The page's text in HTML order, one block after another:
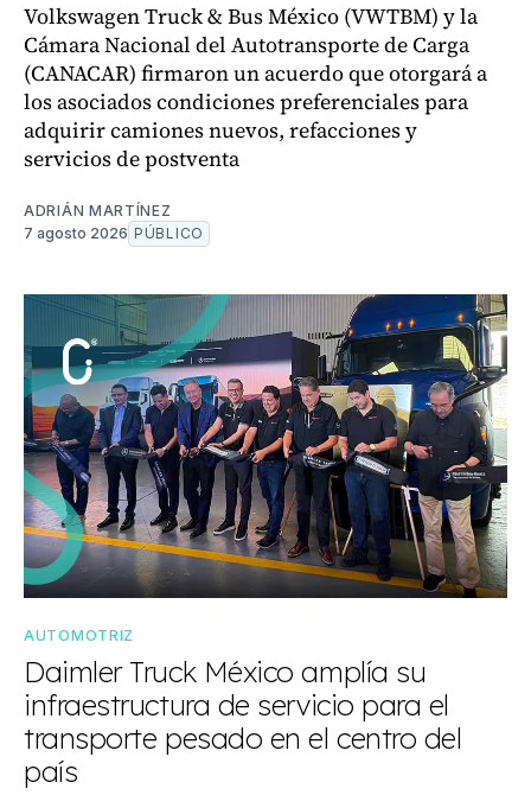
Volkswagen Truck & Bus México (VWTBM) y la
Cámara Nacional del Autotransporte de Carga
(CANACAR) firmaron un acuerdo que otorgará a
los asociados condiciones preferenciales para
adquirir camiones nuevos, refacciones y
servicios de postventa
ADRIÁN MARTÍNEZ
7 agosto 2026 PÚBLICO
AUTOMOTRIZ
Daimler Truck México amplía su
infraestructura de servicio para el
transporte pesado en el centro del
país